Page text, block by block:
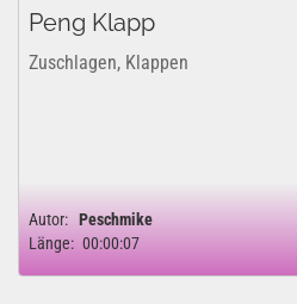
Peng Klapp
Zuschlagen, Klappen
Autor: Peschmike
Länge: 00:00:07